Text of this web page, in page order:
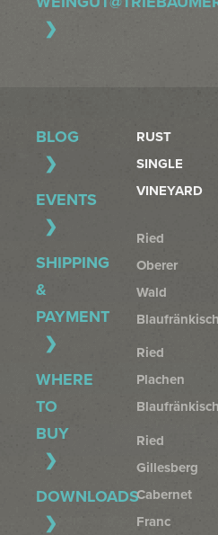
BLOG
EVENTS
SHIPPING
&
PAYMENT
WHERE
TO
BUY
DOWNLOADS
RUST
SINGLE
VINEYARD
Ried
Oberer
Wald
Blaufränkisch
Ried
Plachen
Blaufränkisch
Ried
Gillesberg
Cabernet
Franc